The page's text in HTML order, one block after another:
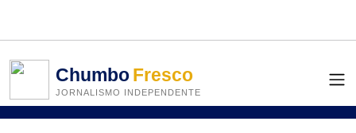
ChumboFresco
JORNALISMO INDEPENDENTE